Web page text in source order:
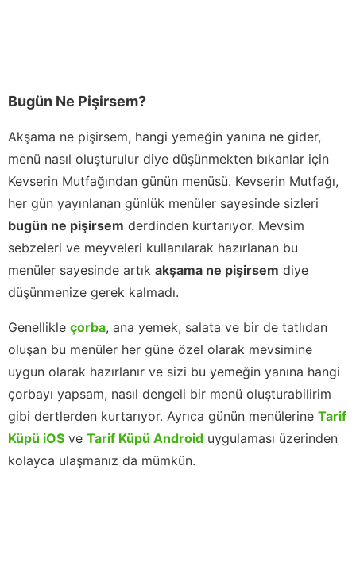
Bugün Ne Pişirsem?
Akşama ne pişirsem, hangi yemeğin yanına ne gider,
menü nasıl oluşturulur diye düşünmekten bıkanlar için
Kevserin Mutfağından günün menüsü. Kevserin Mutfağı,
her gün yayınlanan günlük menüler sayesinde sizleri
bugün ne pişirsem derdinden kurtarıyor. Mevsim
sebzeleri ve meyveleri kullanılarak hazırlanan bu
menüler sayesinde artık akşama ne pişirsem diye
düşünmenize gerek kalmadı.
Genellikle çorba, ana yemek, salata ve bir de tatlıdan
oluşan bu menüler her güne özel olarak mevsimine
uygun olarak hazırlanır ve sizi bu yemeğin yanına hangi
çorbayı yapsam, nasıl dengeli bir menü oluşturabilirim
gibi dertlerden kurtarıyor. Ayrıca günün menülerine Tarif
Küpü iOS ve Tarif Küpü Android uygulaması üzerinden
kolayca ulaşmanız da mümkün.